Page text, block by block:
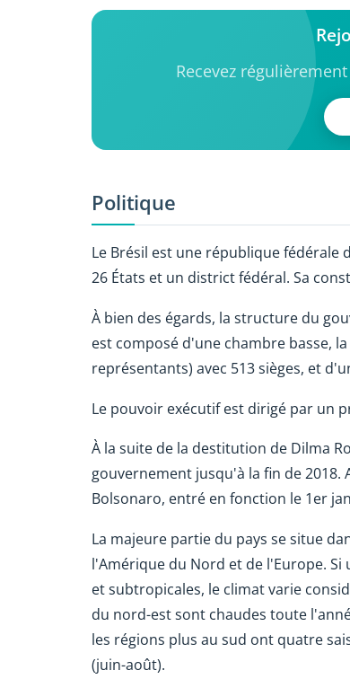
Recevez
Politique
Le Brésil est une république fédérale
26 États et un district fédéral. Sa
À bien des égards, la structure du
est composé d'une chambre basse,
représentants) avec 513 sièges, et
Le pouvoir exécutif est dirigé par un
À la suite de la destitution de Dilma
gouvernement jusqu'à la fin de
Bolsonaro, entré en fonction le 1er
La majeure partie du pays se situe
l'Amérique du Nord et de l'Europe.
et subtropicales, le climat varie
du nord-est sont chaudes toute
les régions plus au sud ont quatre
(juin-août).